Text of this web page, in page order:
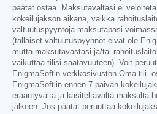
päätät ostaa. Maksutavaltasi ei
kokeilujakson aikana, vaikka
valtuutuspyyntöjä maksutapasi
(tällaiset valtuutuspyynnöt eivät ole
mutta maksutavastasi ja/tai
vaikuttaa tilisi saatavuuteen). Voit
EnigmaSoftin verkkosivuston Oma tili -
EnigmaSoftiin ennen 7 päivän
erääntyvältä ja käsiteltävältä maksulta
jälkeen. Jos päätät peruuttaa